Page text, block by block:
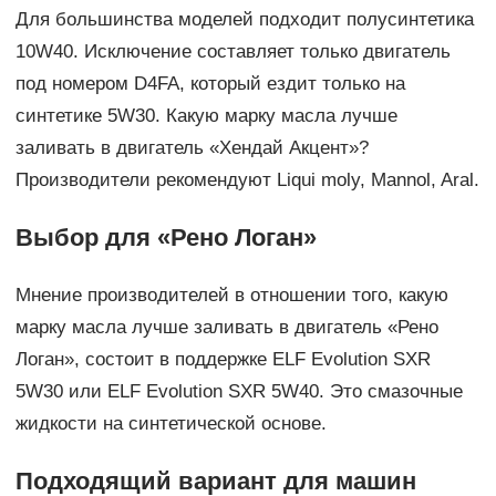
Для большинства моделей подходит полусинтетика
10W40. Исключение составляет только двигатель
под номером D4FA, который ездит только на
синтетике 5W30. Какую марку масла лучше
заливать в двигатель «Хендай Акцент»?
Производители рекомендуют Liqui moly, Mannol, Aral.
Выбор для «Рено Логан»
Мнение производителей в отношении того, какую
марку масла лучше заливать в двигатель «Рено
Логан», состоит в поддержке ELF Evolution SXR
5W30 или ELF Evolution SXR 5W40. Это смазочные
жидкости на синтетической основе.
Подходящий вариант для машин